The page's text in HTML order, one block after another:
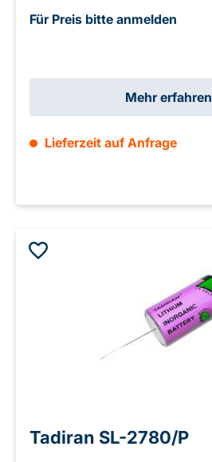
Für Preis bitte anmelden
Mehr erfahren
Lieferzeit auf Anfrage
Tadiran SL-2780/P